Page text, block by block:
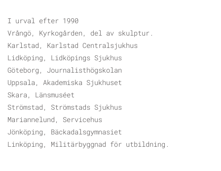
I urval efter 1990
Vrångö, Kyrkogården, del av skulptur.
Karlstad, Karlstad Centralsjukhus
Lidköping, Lidköpings Sjukhus
Göteborg, Journalisthögskolan
Uppsala, Akademiska Sjukhuset
Skara, Länsmuséet
Strömstad, Strömstads Sjukhus
Mariannelund, Servicehus
Jönköping, Bäckadalsgymnasiet
Linköping, Militärbyggnad för utbildning.